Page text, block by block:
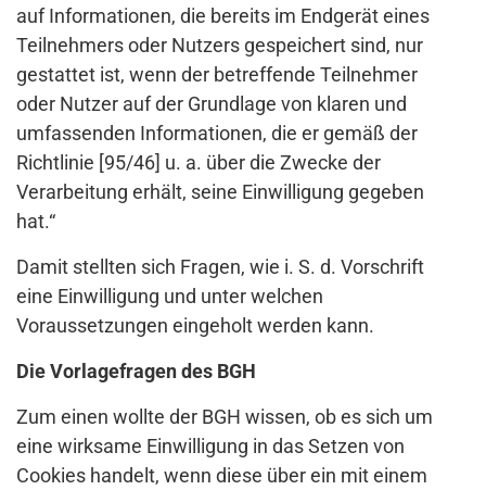
auf Informationen, die bereits im Endgerät eines
Teilnehmers oder Nutzers gespeichert sind, nur
gestattet ist, wenn der betreffende Teilnehmer
oder Nutzer auf der Grundlage von klaren und
umfassenden Informationen, die er gemäß der
Richtlinie [95/46] u. a. über die Zwecke der
Verarbeitung erhält, seine Einwilligung gegeben
hat.“
Damit stellten sich Fragen, wie i. S. d. Vorschrift
eine Einwilligung und unter welchen
Voraussetzungen eingeholt werden kann.
Die Vorlagefragen des BGH
Zum einen wollte der BGH wissen, ob es sich um
eine wirksame Einwilligung in das Setzen von
Cookies handelt, wenn diese über ein mit einem